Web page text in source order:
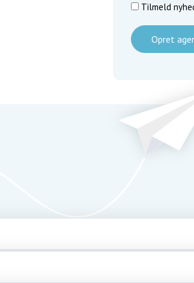
Tilmeld
Opret